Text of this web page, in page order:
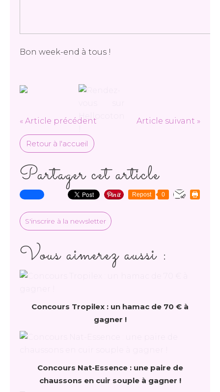
Bon week-end à tous !
« Article précédent Article suivant »
Retour à l'accueil
Partager cet article
Repost 0
S'inscrire à la newsletter
Vous aimerez aussi :
Concours Tropilex : un hamac de 70 € à
gagner !
Concours Nat-Essence : une paire de
chaussons en cuir souple à gagner !